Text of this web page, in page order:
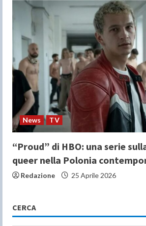
News TV
“Proud” di HBO: una serie
queer nella Polonia
Redazione 25 Aprile 2026
CERCA